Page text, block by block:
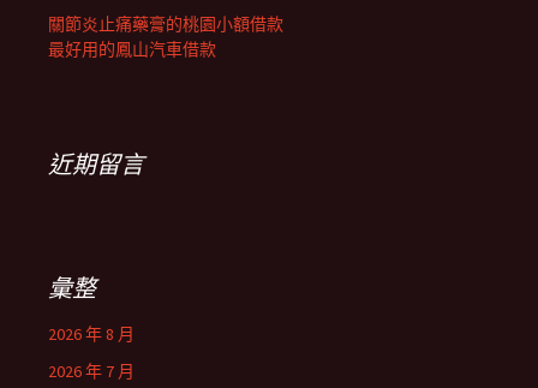
關節炎止痛藥膏的桃園小額借款
最好用的鳳山汽車借款
近期留言
彙整
2026 年 8 月
2026 年 7 月